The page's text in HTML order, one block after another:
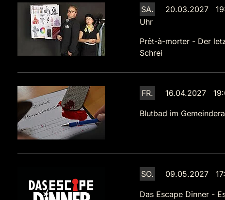
SA.
20.03.2027
Uhr
Prêt-à-morter - Der
Schrei
FR. 16.04.2027
Blutbad im
SO. 09.05.2027
Das Escape Dinner -